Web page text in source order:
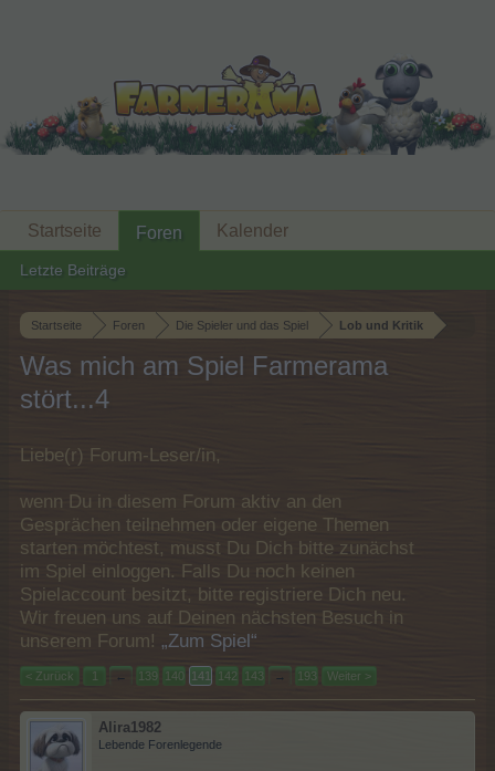
Startseite Foren Die Spieler und das Spiel Lob und Kritik
Was mich am Spiel Farmerama
stört...4
Liebe(r) Forum-Leser/in,
wenn Du in diesem Forum aktiv an den
Gesprächen teilnehmen oder eigene Themen
starten möchtest, musst Du Dich bitte zunächst
im Spiel einloggen. Falls Du noch keinen
Spielaccount besitzt, bitte registriere Dich neu.
Wir freuen uns auf Deinen nächsten Besuch in
unserem Forum! „Zum Spiel“
< Zurück 1 ← 139 140 141 142 143 → 193 Weiter >
Alira1982
Lebende Forenlegende
Startseite Foren
Letzte Beiträge
Kalender